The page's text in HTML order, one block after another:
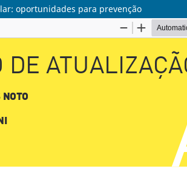
oportunidades para prevenção